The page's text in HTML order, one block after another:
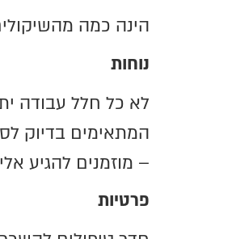
הינה כמה
נוחות
לא כל חלל עבודה
המתאימים בדיוק
– מוזמנים להגיע
פרטיות